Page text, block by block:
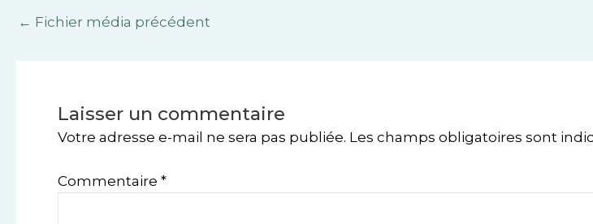
← Fichier média précédent
Laisser un commentaire
Votre adresse e-mail ne sera pas publiée. Les champs obligatoires sont
Commentaire *